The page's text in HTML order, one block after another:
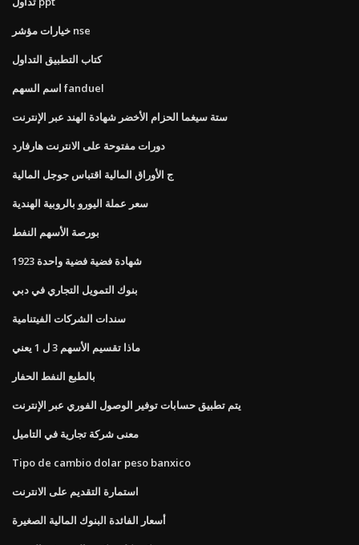
خيارات مؤشر nse
كتاب التطبيق التداول
اسم السهم fanduel
ستة سيغما الحزام الأخضر شهادة الهند عبر الإنترنت
دورات مفتوحة على الانترنت هارفارد
ج الأوراق المالية اقتباس جوجل المالية
سعر عملة اليورو بالروبية الهندية
بورصة الأسهم النفط
شهادة فضية فضية واحدة 1923
بنوك التمويل التجاري في دبي
سندات الشركات الفيتنامية
ماذا تقسيم الأسهم 3 ل 1 يعني
بالطبع النفط الحفار
يتم تطبيق حسابات توفير الوصول الفوري عبر الإنترنت
معنى شركة تجارية في التاميل
Tipo de cambio dolar peso banxico
استمارة التقديم على الانترنت
أسعار الفائدة البنوك المالية الصغيرة